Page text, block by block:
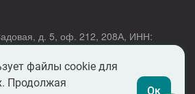
д. 5, оф. 212, 208А, ИНН:
файлы cookie для
Продолжая
Ок